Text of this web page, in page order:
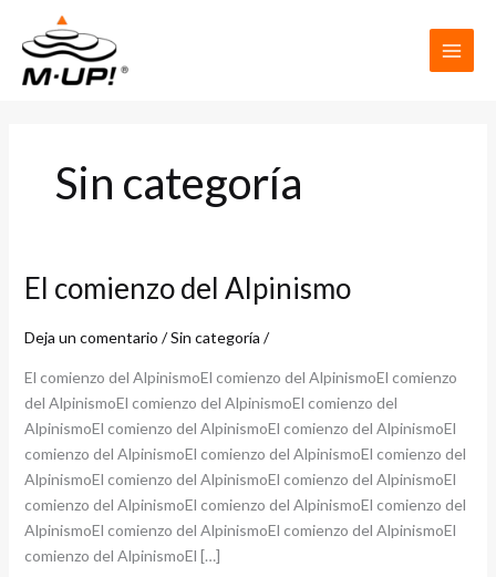
contenido
Sin categoría
El comienzo del Alpinismo
Deja un comentario /Sin categoría /
El comienzo del AlpinismoEl comienzo del AlpinismoEl comienzo
del AlpinismoEl comienzo del AlpinismoEl comienzo del
AlpinismoEl comienzo del AlpinismoEl comienzo del AlpinismoEl
comienzo del AlpinismoEl comienzo del AlpinismoEl comienzo del
AlpinismoEl comienzo del AlpinismoEl comienzo del AlpinismoEl
comienzo del AlpinismoEl comienzo del AlpinismoEl comienzo del
AlpinismoEl comienzo del AlpinismoEl comienzo del AlpinismoEl
comienzo del AlpinismoEl […]
El
del